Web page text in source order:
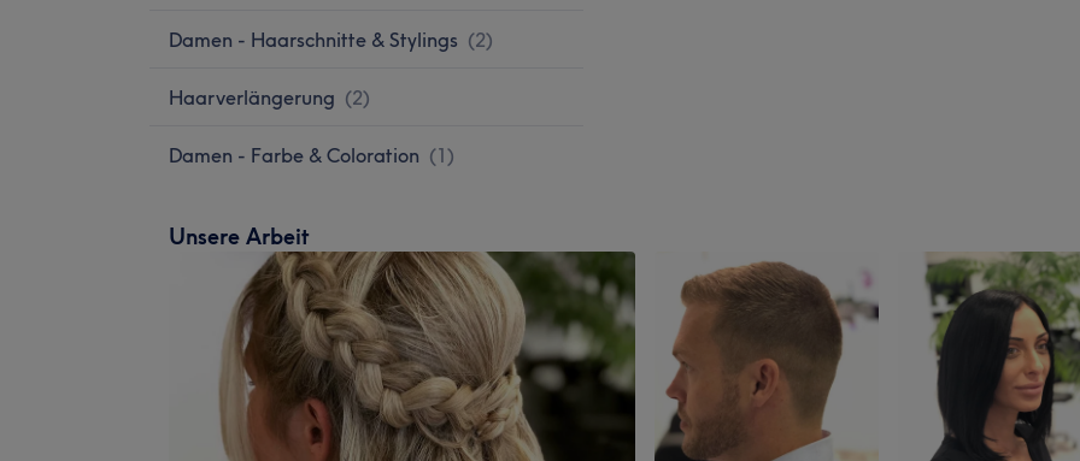
Damen - Haarschnitte & Stylings (2)
Haarverlängerung (2)
Damen - Farbe & Coloration (1)
Unsere Arbeit